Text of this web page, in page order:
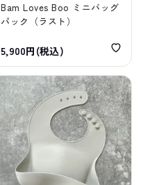
Bam Loves Boo ミニバッグ
パック（ラスト）
5,900円(税込)